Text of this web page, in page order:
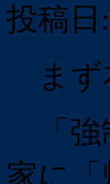
投稿日:
まず
「強
家に